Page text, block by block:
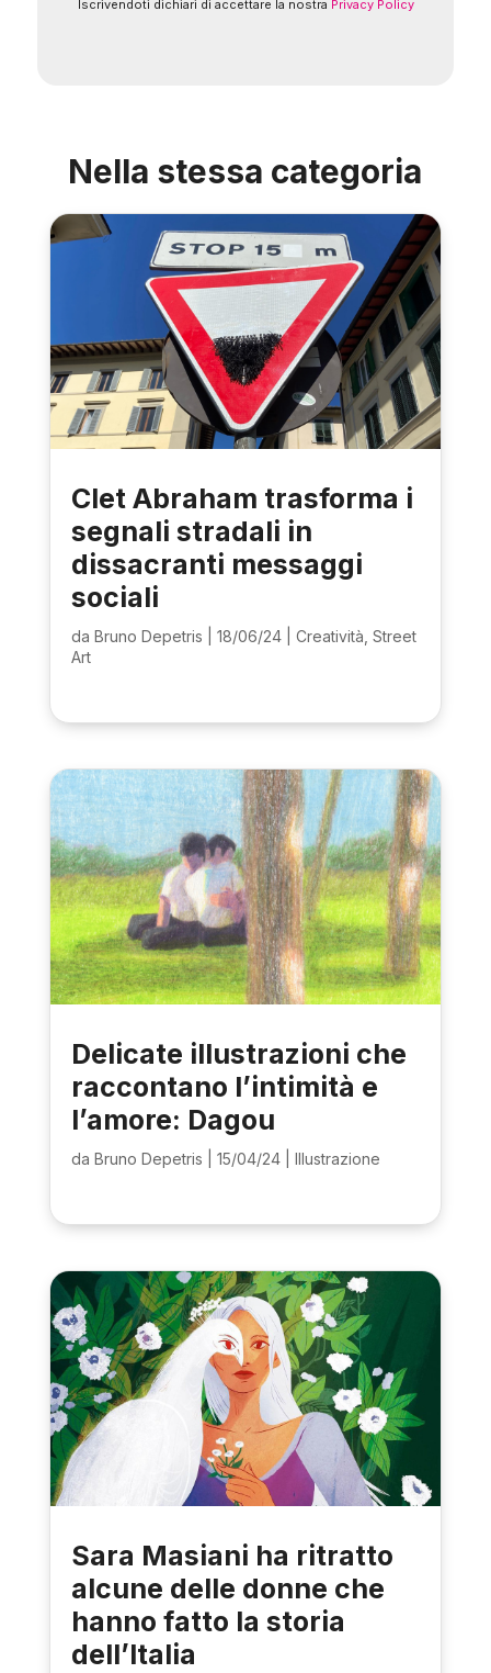
Iscrivendoti dichiari di accettare la nostra Privacy Policy
Nella stessa categoria
Clet Abraham trasforma i
segnali stradali in
dissacranti messaggi
sociali
da Bruno Depetris 18/06/24| Creatività Street
Art
Delicate illustrazioni che
raccontano l’intimità e
l’amore: Dagou
da Bruno Depetris 15/04/24| Illustrazione
Sara Masiani ha ritratto
alcune delle donne che
hanno fatto la storia
dell’Italia